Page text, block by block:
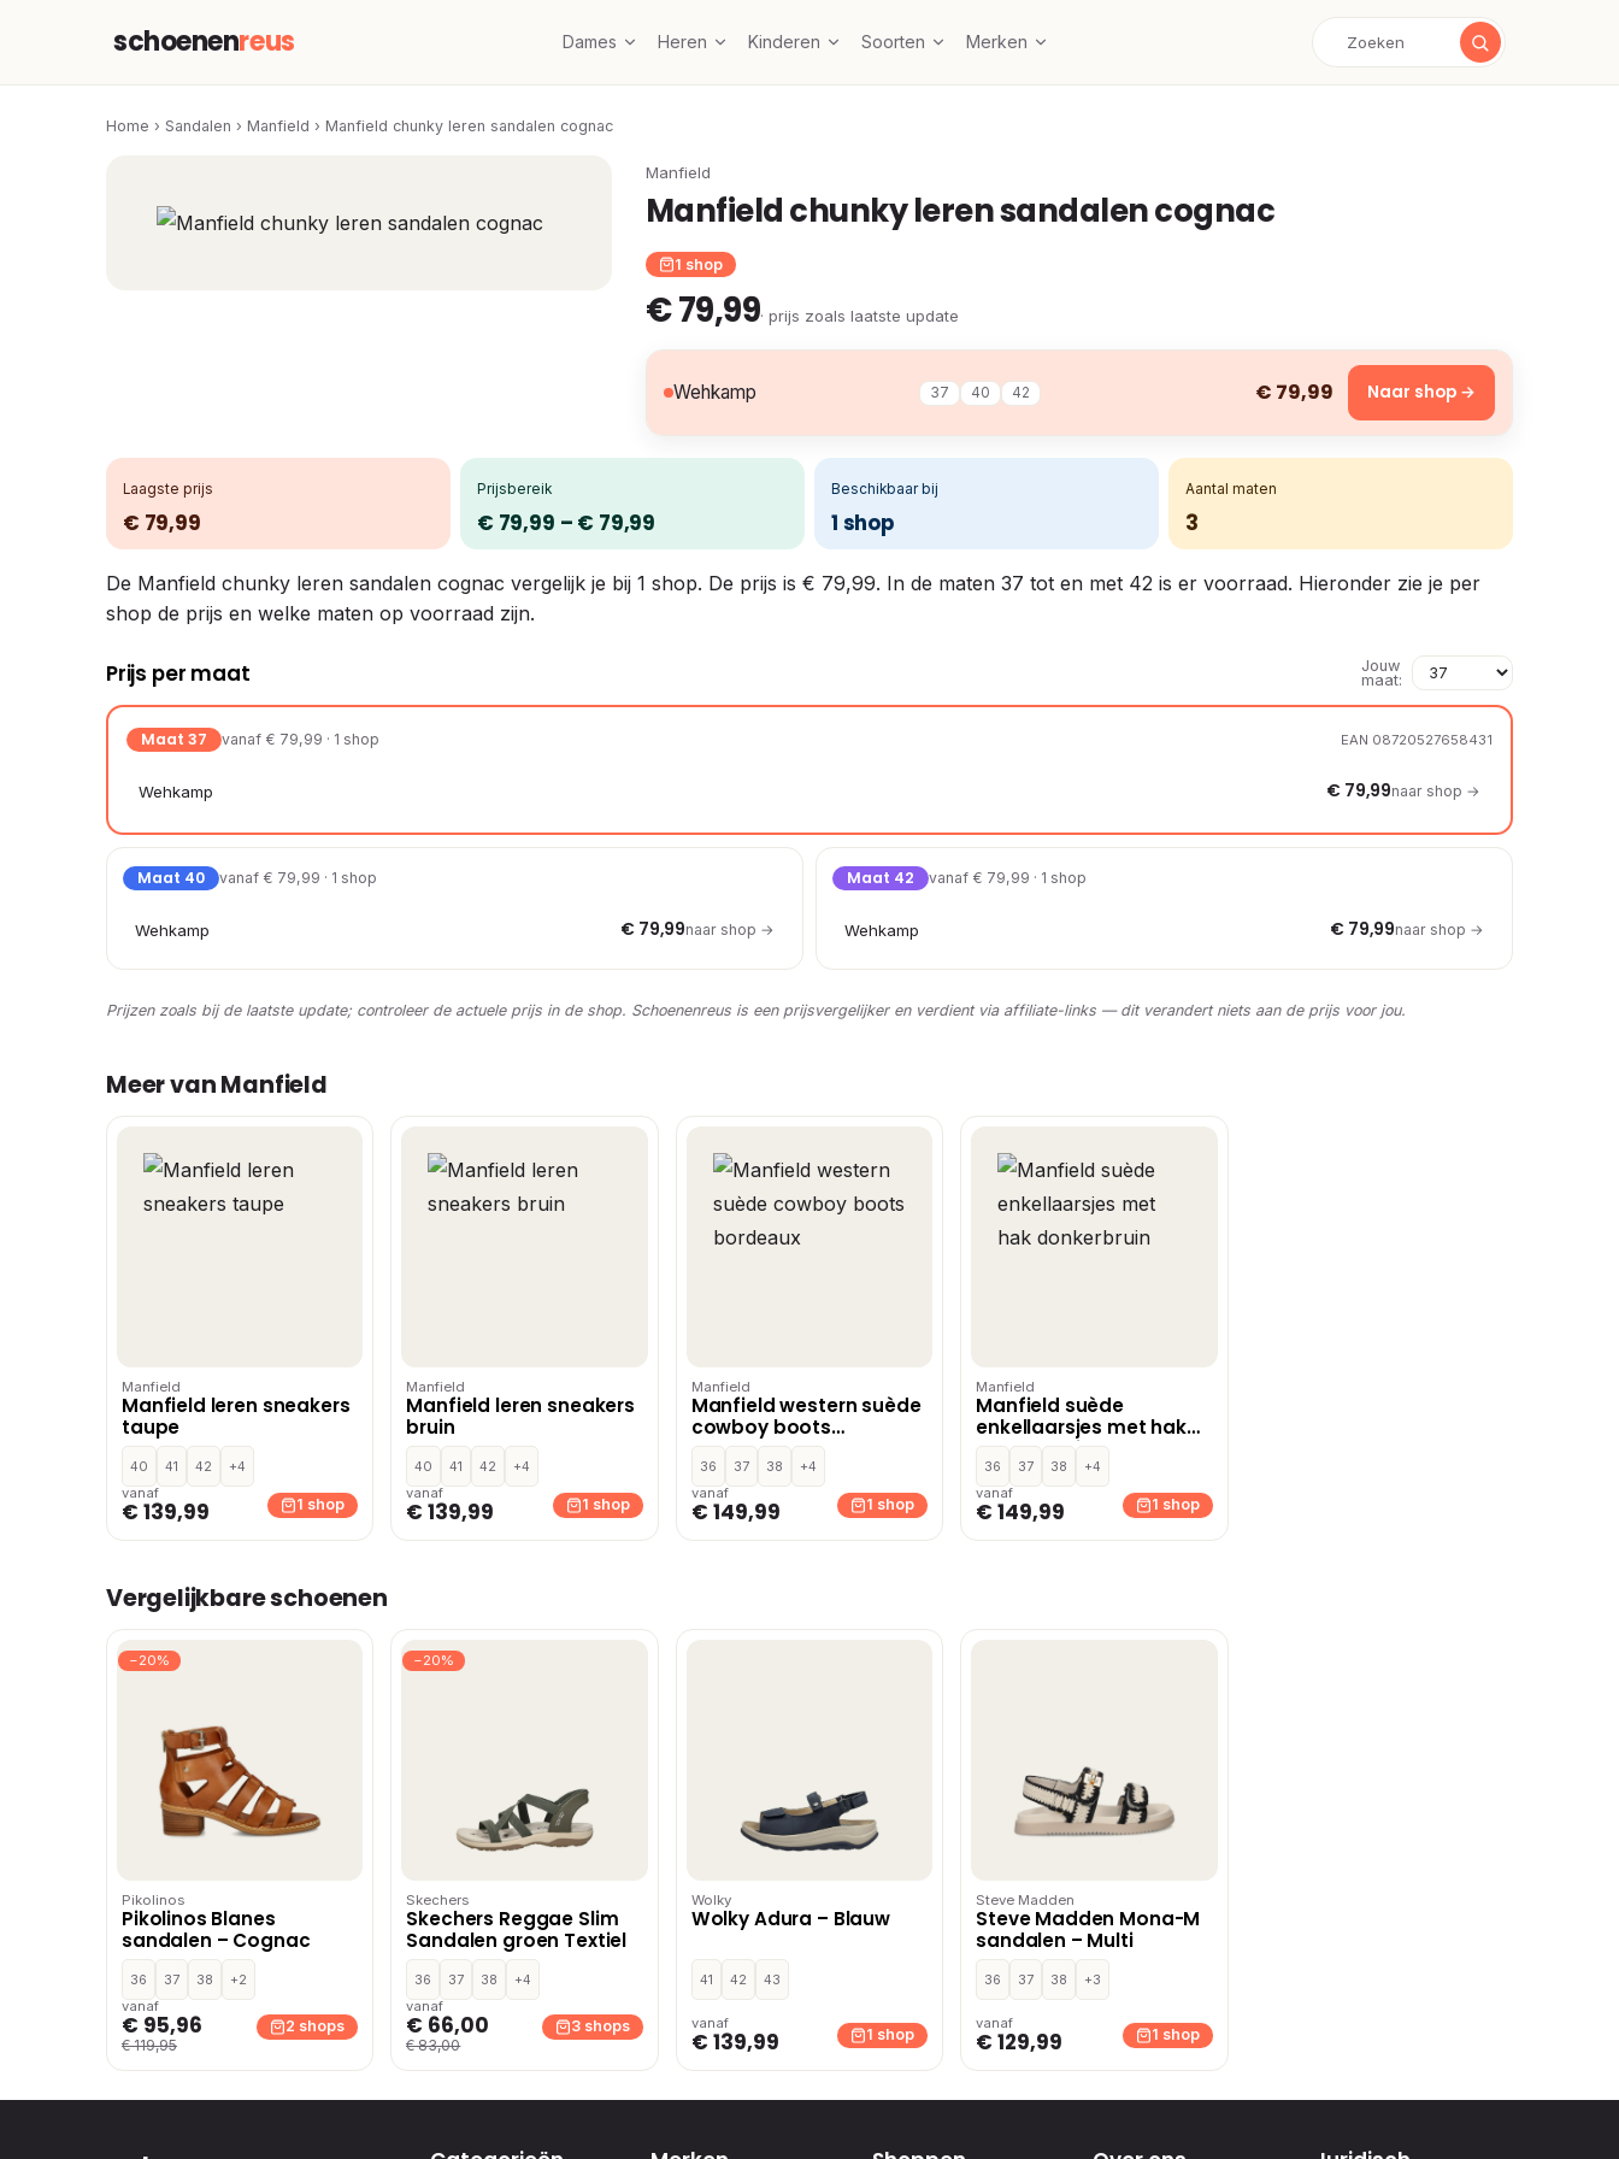
schoenenreus Dames Heren Kinderen Soorten Merken
Home › Sandalen › Manfield › Manfield chunky leren sandalen cognac
Manfield
Manfield chunky leren sandalen cognac
1 shop
€ 79,99· prijs zoals laatste update
Wehkamp 37 40 42 € 79,99 Naar shop →
Laagste prijs
€ 79,99
Prijsbereik
€ 79,99 – € 79,99
Beschikbaar bij
1 shop
Aantal maten
3
De Manfield chunky leren sandalen cognac vergelijk je bij 1 shop. De prijs is € 79,99. In de maten 37 tot en met 42 is er voorraad. Hieronder zie je per
shop de prijs en welke maten op voorraad zijn.
Prijs per maat
Jouw
maat:
Maat 37 vanaf € 79,99 · 1 shop EAN 08720527658431
Wehkamp € 79,99naar shop →
Maat 40 vanaf € 79,99 · 1 shop
Wehkamp € 79,99naar shop →
Maat 42 vanaf € 79,99 · 1 shop
Wehkamp € 79,99naar shop →
Prijzen zoals bij de laatste update; controleer de actuele prijs in de shop. Schoenenreus is een prijsvergelijker en verdient via affiliate-links — dit verandert niets aan de prijs voor jou.
Meer van Manfield
Manfield
Manfield leren sneakers
taupe
40 41 42
+4
vanaf
€ 139,99 1 shop
Manfield
Manfield leren sneakers
bruin
40 41 42
+4
vanaf
€ 139,99 1 shop
Manfield
Manfield western suède
cowboy boots
bordeaux
36 37 38
+4
vanaf
€ 149,99 1 shop
Manfield
Manfield suède
enkellaarsjes met hak
donkerbruin
36 37 38
+4
vanaf
€ 149,99 1 shop
Vergelijkbare schoenen
−20%
Pikolinos
Pikolinos Blanes
sandalen – Cognac
36 37 38
+2
vanaf
€ 95,96
€ 119,95
2 shops
−20%
Skechers
Skechers Reggae Slim
Sandalen groen Textiel
36 37 38
+4
vanaf
€ 66,00
€ 83,00
3 shops
Wolky
Wolky Adura – Blauw
41 42 43
vanaf
€ 139,99 1 shop
Steve Madden
Steve Madden Mona-M
sandalen – Multi
36 37 38 +3
vanaf
€ 129,99 1 shop